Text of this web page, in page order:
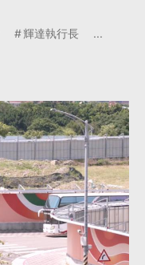
輝達執行長 ...